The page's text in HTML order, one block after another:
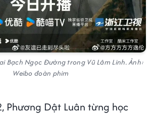
Bạch Ngọc Đường trong Vũ Lâm Linh. Ảnh:
Weibo đoàn phim
Phương Dật Luân từng học